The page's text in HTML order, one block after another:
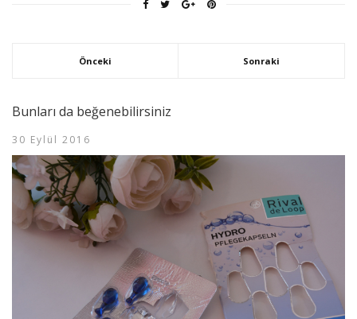
Önceki Sonraki
Bunları da beğenebilirsiniz
30 Eylül 2016